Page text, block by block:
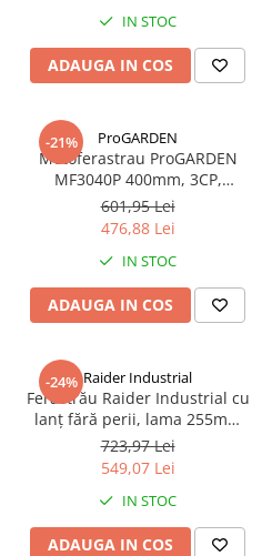
IN STOC
ADAUGA IN COS
-21% ProGARDEN
Motoferastrau ProGARDEN
MF3040P 400mm, 3CP,
benzina 2t, 51cmc
601,95 Lei
476,88 Lei
IN STOC
ADAUGA IN COS
-24% Raider Industrial
Ferăstrău Raider Industrial cu
lanț fără perii, lama 255mm
SDS, acumulator 4Ah, 20V,
RDI-BCCS32
723,97 Lei
549,07 Lei
IN STOC
ADAUGA IN COS